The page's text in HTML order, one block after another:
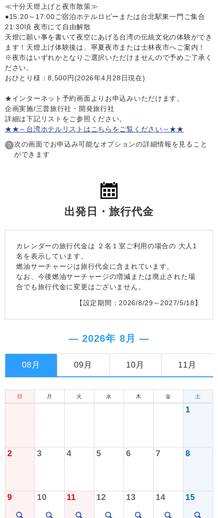
≪十分天燈上げと夜市散策≫
●15:20～17:00ご宿泊ホテルロビーまたは台北駅東一門ご集合
21:30頃 夜市にて自由解散
天燈に願い事を書いて夜空にあげる台湾の伝統文化の体験ができ
ます！天燈上げ体験後は、寧夏夜市または士林夜市へご案内！
※夜市はいずれかとなりご選択いただけませんので予めご了承く
ださい。
おひとり様：8,500円(2026年4月28日現在)
★インターネット予約画面よりお申込みいただけます。
企画実施/三普旅行社・開発旅行社
詳細は下記リストをご参照ください。
★★～台湾ホテルリストはこちらをご覧ください～★★
次の画面でお申込み可能なオプションの詳細情報を見ること
ができます
出発日・旅行代金
カレンダーの旅行代金は ２名１室ご利用の場合の 大人1
名を表示しています。
燃油サーチャージは旅行代金に含まれています。
なお、今後燃油サーチャージの増減または廃止された場
合でも旅行代金に変更はございません。
【設定期間：2026/8/29～2027/5/18】
― 2026年 8月 ―
08月 09月 10月 11月
日 月 火 水 木 金 土
1
2 3 4 5 6 7 8
9 10 11 12 13 14 15